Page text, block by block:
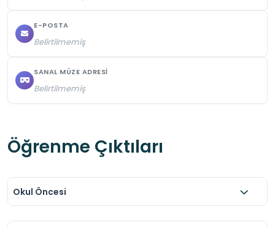
E-POSTA
Belirtilmemiş
SANAL MÜZE ADRESI
Belirtilmemiş
Öğrenme Çıktıları
Okul Öncesi